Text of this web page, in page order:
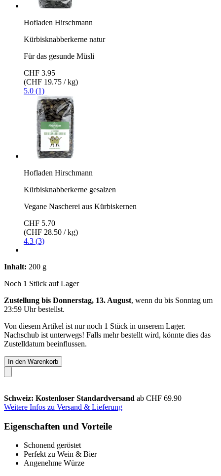
Hofladen Hirschmann
Kürbisknabberkerne natur
Für das gesunde Müsli
CHF 3.95
(CHF 19.75 / kg)
5.0 (1)
Hofladen Hirschmann
Kürbisknabberkerne gesalzen
Vegane Nascherei aus Kürbiskernen
CHF 5.70
(CHF 28.50 / kg)
4.3 (3)
Inhalt: 200 g
Noch 1 Stück auf Lager
Zustellung bis Donnerstag, 13. August, wenn du bis Sonntag um
23:59 Uhrbestellst.
Von diesem Artikel ist nur noch 1 Stück in unserem Lager.
Nachschub ist unterwegs! Falls mehr bestellt wird, könnte dies das
Zustelldatum beeinflussen.
In den Warenkorb
Schweiz: Kostenloser Standardversand ab CHF 69.90
Weitere Infos zu Versand & Lieferung
Eigenschaften und Vorteile
Schonend geröstet
Perfekt zu Wein & Bier
Angenehme Würze